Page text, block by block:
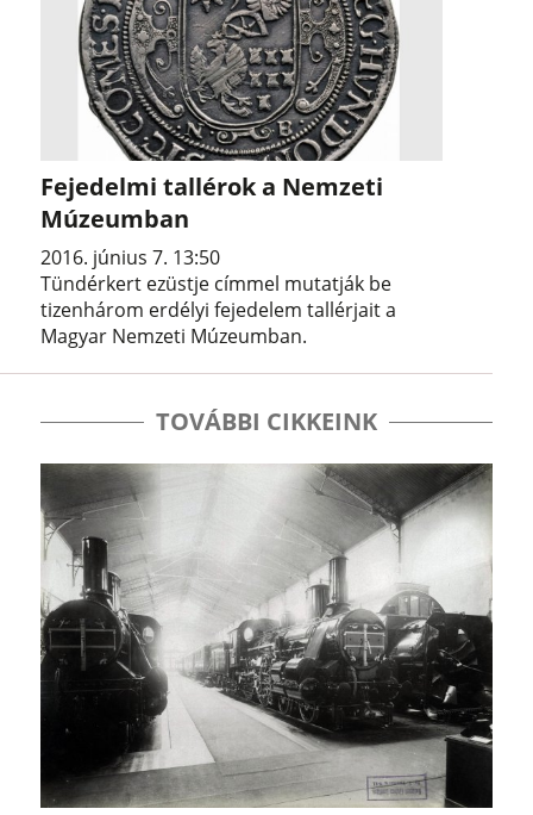
Fejedelmi tallérok a Nemzeti
Múzeumban
2016. június 7. 13:50
Tündérkert ezüstje címmel mutatják be
tizenhárom erdélyi fejedelem tallérjait a
Magyar Nemzeti Múzeumban.
TOVÁBBI CIKKEINK